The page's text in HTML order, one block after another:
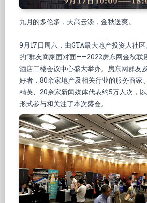
九月的多伦多，天高云淡，金秋送爽。
9月17日周六，由GTA最大地产投资人社
的“群友商家面对面——2022房东网金秋联
酒店二楼会议中心盛大举办。房东网群友
好者，80余家地产及相关行业的服务商家
精英、20余家新闻媒体代表约5万人次，
形式参与和关注了本次盛会。